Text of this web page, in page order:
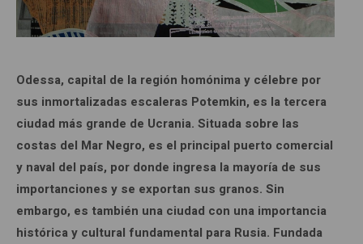
Odessa, capital de la región homónima y célebre por
sus inmortalizadas escaleras Potemkin, es la tercera
ciudad más grande de Ucrania. Situada sobre las
costas del Mar Negro, es el principal puerto comercial
y naval del país, por donde ingresa la mayoría de sus
importanciones y se exportan sus granos. Sin
embargo, es también una ciudad con una importancia
histórica y cultural fundamental para Rusia. Fundada